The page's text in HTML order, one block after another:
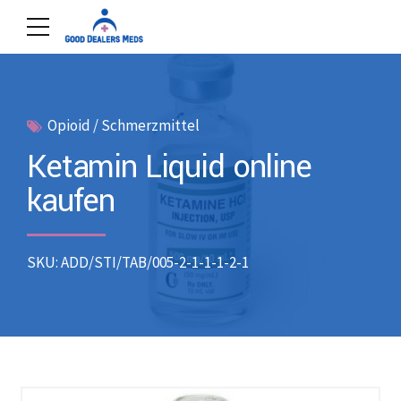
Opioid / Schmerzmittel
Ketamin Liquid online
kaufen
SKU: ADD/STI/TAB/005-2-1-1-1-2-1